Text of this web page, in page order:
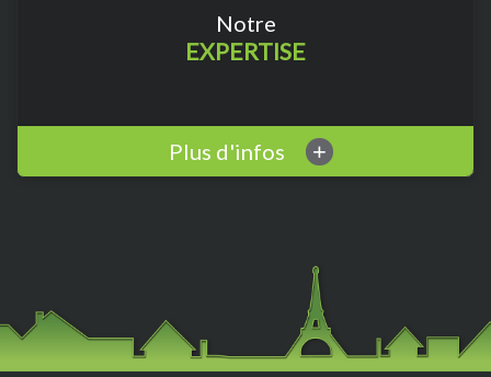
Notre
EXPERTISE
Plus d'infos +